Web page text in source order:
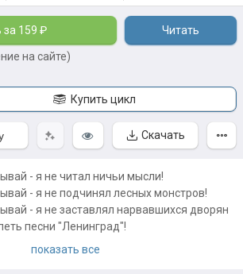
Купить за 159 ₽
на сайте)
Читать
Купить цикл
Скачать
- я не читал ничьи мысли!
- я не подчинял лесных монстров!
- я не заставлял нарвавшихся дворян
песни "Ленинград"!
показать все